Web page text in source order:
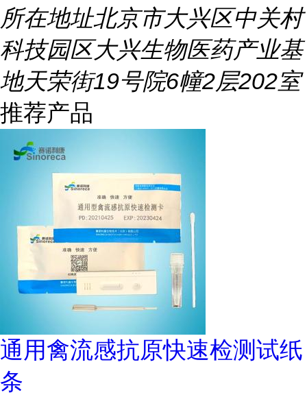
所在地址北京市大兴区中关村
科技园区大兴生物医药产业基
地天荣街19号院6幢2层202室
推荐产品
通用禽流感抗原快速检测试纸
条